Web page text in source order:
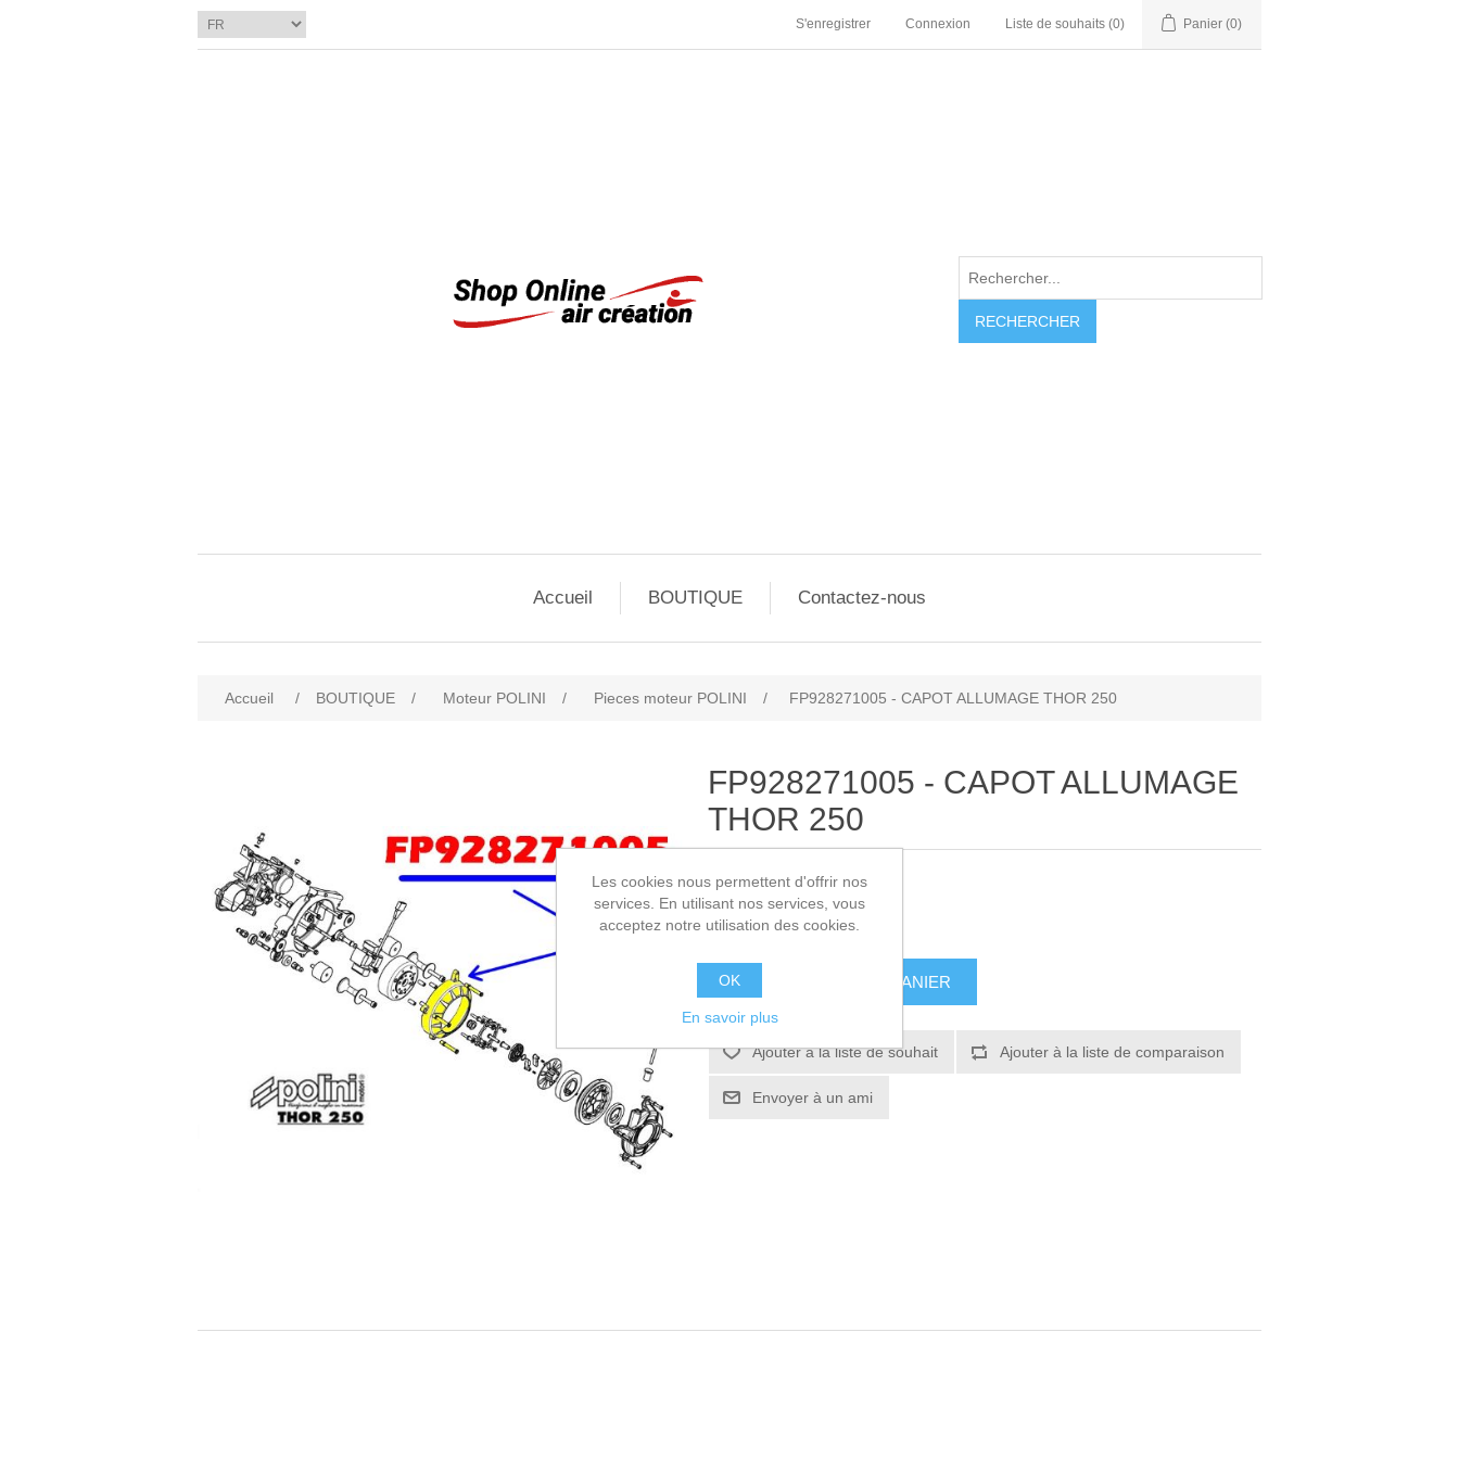
S'enregistrer Connexion Liste de souhaits (0) Panier (0)
RECHERCHER
Accueil BOUTIQUE Contactez-nous
Accueil / BOUTIQUE / Moteur POLINI / Pieces moteur POLINI / FP928271005 - CAPOT ALLUMAGE THOR 250
FP928271005 - CAPOT ALLUMAGE
THOR 250
SKU: FP928271005
21,50€ HT
AJOUTER AU PANIER
Ajouter à la liste de souhait Ajouter à la liste de comparaison
Envoyer à un ami
Les cookies nous permettent d'offrir nos
services. En utilisant nos services, vous
acceptez notre utilisation des cookies.
OK
En savoir plus